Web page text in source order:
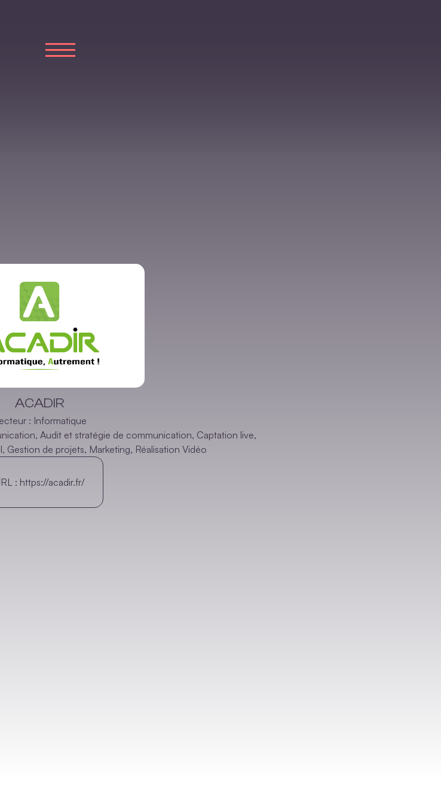
ACADIR
: Informatique
, Audit et stratégie de communication, Captation live,
, Gestion de projets, Marketing, Réalisation Vidéo
: https://acadir.fr/